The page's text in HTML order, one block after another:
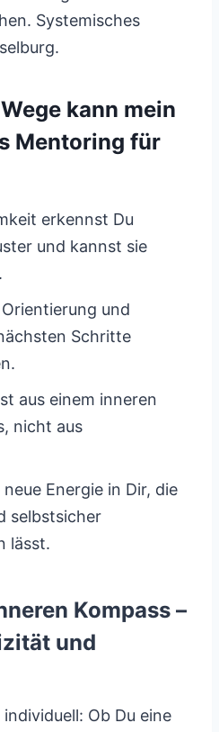
Systemisches
kann mein
Mentoring für
erkennst Du
und kannst sie
und
Schritte
aus einem inneren
nicht aus
Energie in Dir, die
selbstsicher
lässt.
Kompass –
und
Ob Du eine